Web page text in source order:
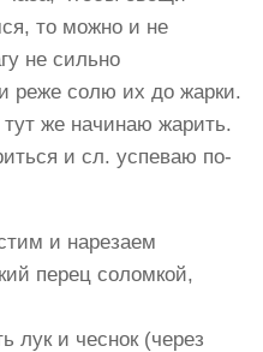
то можно и не
не сильно
реже солю их до жарки.
же начинаю жарить.
и сл. успеваю по-
и нарезаем
перец соломкой,
лук и чеснок (через